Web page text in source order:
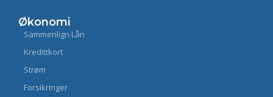
Økonomi
Sammenlign Lån
Kredittkort
Strøm
Forsikringer